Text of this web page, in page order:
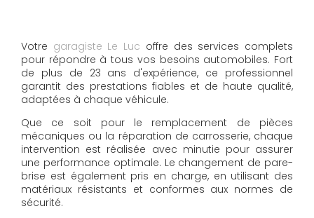
Votre garagiste Le Luc offre des services complets
pour répondre à tous vos besoins automobiles. Fort
de plus de 23 ans d'expérience, ce professionnel
garantit des prestations fiables et de haute qualité,
adaptées à chaque véhicule.
Que ce soit pour le remplacement de pièces
mécaniques ou la réparation de carrosserie, chaque
intervention est réalisée avec minutie pour assurer
une performance optimale. Le changement de pare-
brise est également pris en charge, en utilisant des
matériaux résistants et conformes aux normes de
sécurité.